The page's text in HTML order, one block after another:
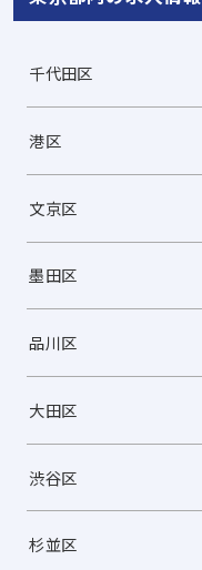
千代田区
港区
文京区
墨田区
品川区
大田区
渋谷区
杉並区